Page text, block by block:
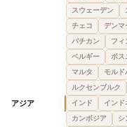
スウェーデン
チェコ
デンマ
バチカン
フィ
ベルギー
ボス
マルタ
モルド
ルクセンブルク
アジア インド インド
カンボジア
シ